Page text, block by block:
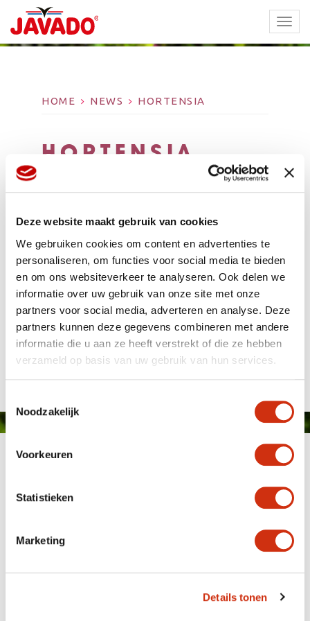
Deze website maakt gebruik van cookies
We gebruiken cookies om content en advertenties te
personaliseren, om functies voor social media te bieden
en om ons websiteverkeer te analyseren. Ook delen we
informatie over uw gebruik van onze site met onze
partners voor social media, adverteren en analyse. Deze
partners kunnen deze gegevens combineren met andere
informatie die u aan ze heeft verstrekt of die ze hebben
verzameld op basis van uw gebruik van hun services.
Noodzakelijk
Voorkeuren
Statistieken
Marketing
Details tonen
HOME NEWS HORTENSIA
HORTENSIA
Publié le: 30 juin 2016
MEMBER OF GROUP